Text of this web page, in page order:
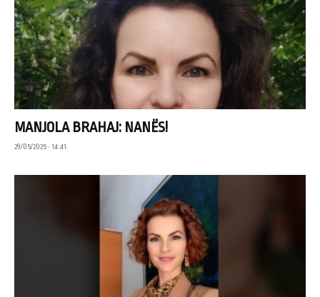
MANJOLA BRAHAJ: NANËS!
29/05/2025 • 14:41